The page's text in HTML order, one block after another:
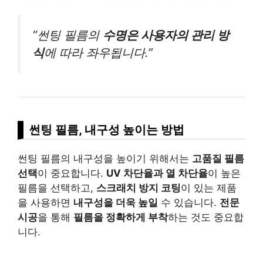
“썬팅 필름의 수명은 사용자의 관리 방
식에 따라 좌우됩니다.”
썬팅 필름, 내구성 높이는 방법
썬팅 필름의 내구성을 높이기 위해서는 고품질 필름
선택이 중요합니다. UV 차단율과 열 차단율이 높은
필름을 선택하고, 스크래치 방지 코팅이 있는 제품
을 사용하면 내구성을 더욱 높일 수 있습니다. 전문
시공을 통해 필름을 정확하게 부착하는 것도 중요합
니다.